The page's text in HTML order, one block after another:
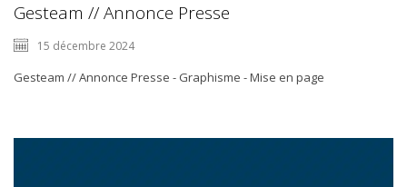
Gesteam // Annonce Presse
15 décembre 2024
Gesteam // Annonce Presse - Graphisme - Mise en page